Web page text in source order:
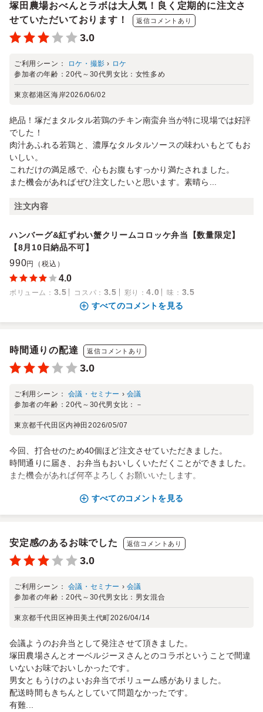
塚田農場おべんとラボは大人気！良く定期的に注文さ
せていただいております！
返信コメントあり
3.0
ご利用シーン： ロケ・撮影 › ロケ
参加者の年齢：20代～30代男女比： 女性多め
東京都港区海岸2026/06/02
絶品！塚だまタルタル若鶏のチキン南蛮弁当が特に現場では好評
でした！
肉汁あふれる若鶏と、濃厚なタルタルソースの味わいもとてもお
いしい。
これだけの満足感で、心もお腹もすっかり満たされました。
また機会があればぜひ注文したいと思います。素晴ら...
注文内容
ハンバーグ&紅ずわい蟹クリームコロッケ弁当【数量限定】
【8月10日納品不可】
990円（税込）
4.0
ボリューム ： 3.5 コスパ ： 3.5 彩り ：4.0 味 ： 3.5
すべてのコメントを見る
時間通りの配達 返信コメントあり
3.0
ご利用シーン： 会議・セミナー › 会議
参加者の年齢：20代～30代男女比： －
東京都千代田区内神田 2026/05/07
今回、打合せのため40個ほど注文させていただきました。
時間通りに届き、お弁当もおいしくいただくことができました。
また機会があれば何卒よろしくお願いいたします。
すべてのコメントを見る
安定感のあるお味でした 返信コメントあり
3.0
ご利用シーン： 会議・セミナー › 会議
参加者の年齢：20代～30代男女比： 男女混合
東京都千代田区神田美土代町2026/04/14
会議ようのお弁当として発注させて頂きました。
塚田農場さんとオーベルジーヌさんとのコラボということで間違
いないお味でおいしかったです。
男女ともうけのよいお弁当でボリューム感がありました。
配送時間もきちんとしていて問題なかったです。
有難...